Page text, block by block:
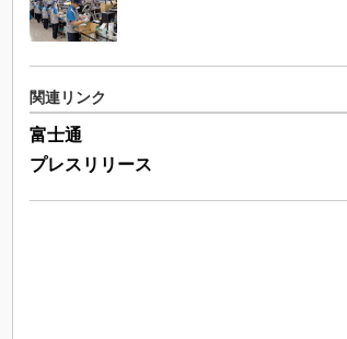
関連リンク
富士通
プレスリリース